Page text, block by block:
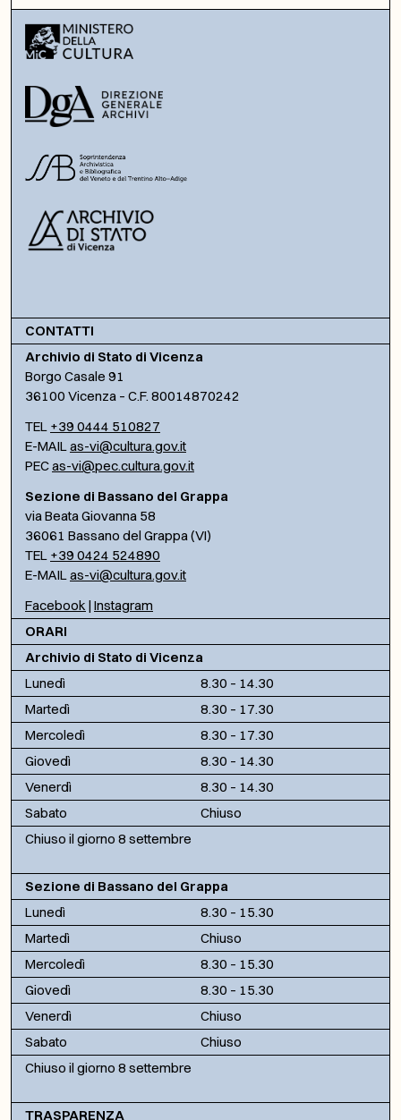
CONTATTI
Archivio di Stato di Vicenza
Borgo Casale 91
36100 Vicenza – C.F. 80014870242
TEL +39 0444 510827
E-MAILas-vi@cultura.gov.it
PECas-vi@pec.cultura.gov.it
Sezione di Bassano del Grappa
via Beata Giovanna 58
36061 Bassano del Grappa (VI)
TEL +39 0424 524890
E-MAILas-vi@cultura.gov.it
Facebook | Instagram
ORARI
Archivio di Stato di Vicenza
Lunedì
8.30 – 14.30
Martedì
8.30 – 17.30
Mercoledì
8.30 – 17.30
Giovedì
8.30 – 14.30
Venerdì
8.30 – 14.30
Sabato
Chiuso
Chiuso il giorno 8 settembre
Sezione di Bassano del Grappa
Lunedì
8.30 – 15.30
Martedì
Chiuso
Mercoledì
8.30 – 15.30
Giovedì
8.30 – 15.30
Venerdì
Chiuso
Sabato
Chiuso
Chiuso il giorno 8 settembre
TRASPARENZA